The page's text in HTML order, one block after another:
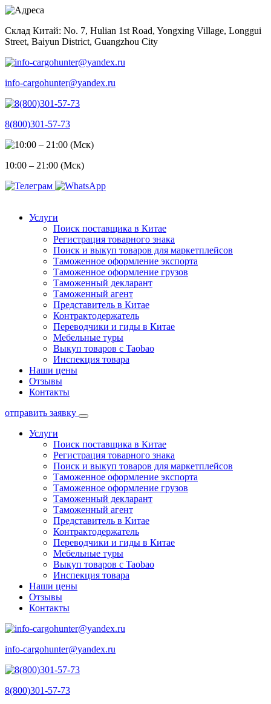
Skip
content
Склад Китай: No. 7, Hulian 1st Road, Yongxing Village, Longgui
Street, Baiyun District, Guangzhou City
info-cargohunter@yandex.ru
8(800)301-57-73
10:00 – 21:00 (Мск)
Услуги
Поиск поставщика в Китае
Регистрация товарного знака
Поиск и выкуп товаров для маркетплейсов
Таможенное оформление экспорта
Таможенное оформление грузов
Таможенный декларант
Таможенный агент
Представитель в Китае
Контрактодержатель
Переводчики и гиды в Китае
Мебельные туры
Выкуп товаров с Taobao
Инспекция товара
Наши цены
Отзывы
Контакты
отправить заявку
Услуги
Поиск поставщика в Китае
Регистрация товарного знака
Поиск и выкуп товаров для маркетплейсов
Таможенное оформление экспорта
Таможенное оформление грузов
Таможенный декларант
Таможенный агент
Представитель в Китае
Контрактодержатель
Переводчики и гиды в Китае
Мебельные туры
Выкуп товаров с Taobao
Инспекция товара
Наши цены
Отзывы
Контакты
info-cargohunter@yandex.ru
8(800)301-57-73